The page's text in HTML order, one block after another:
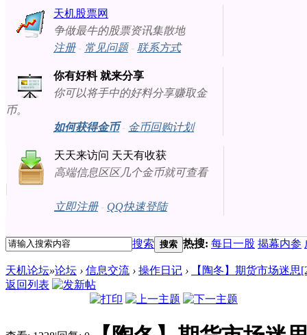
天机股票网
争做最牛的股票资讯集散地
注册- 常见问题- 联系方式
你有好料 就来分享
你可以将手中的好料分享赚取金
币。
如何获得金币- 金币回购计划
天天来访问 天天有收获
高端信息区区几个金币就可查看
立即注册- QQ快速登陆
搜索 搜索 热搜: 每日一股 揭幕内参
天机论坛»论坛 › 信息交流 › 操作日记 ›
【陶冬】期货市场迷思
返回列表